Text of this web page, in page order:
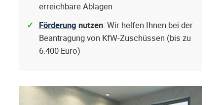
erreichbare Ablagen
Förderung nutzen: Wir helfen Ihnen bei der
Beantragung von KfW-Zuschüssen (bis zu
6.400 Euro)